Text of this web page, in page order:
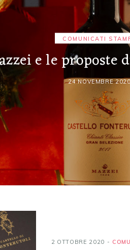
COMUNICATI
e le proposte
24 NOVEMBRE
2 OTTOBRE 2020